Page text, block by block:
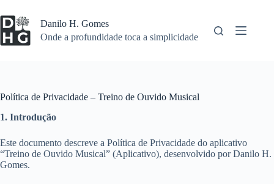
para
o
conteúdo
Danilo H. Gomes
Onde a profundidade toca a simplicidade
Política de Privacidade – Treino de Ouvido Musical
1. Introdução
Este documento descreve a Política de Privacidade do aplicativo
“Treino de Ouvido Musical” (Aplicativo), desenvolvido por Danilo H.
Gomes.